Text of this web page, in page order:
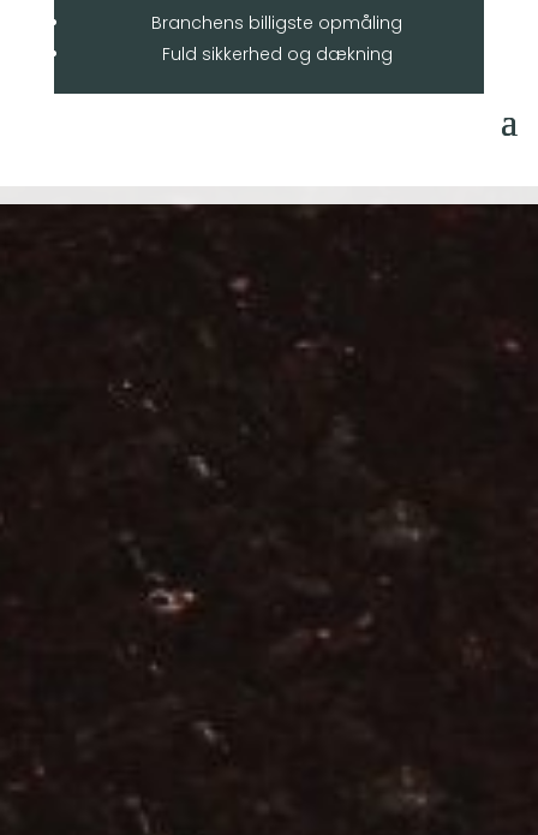
Branchens billigste opmåling
Fuld sikkerhed og dækning